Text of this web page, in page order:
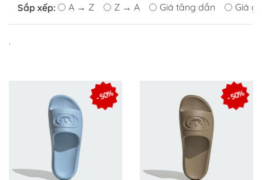
Sắp xếp: A → Z Z → A Giá tăng dần Giá
.
- 50% - 50%